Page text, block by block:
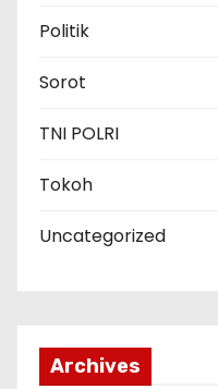
Politik
Sorot
TNI POLRI
Tokoh
Uncategorized
Archives